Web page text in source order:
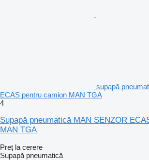
supapă
ECAS pentru camion MAN TGA
4
Supapă pneumatică MAN SENZOR
MAN TGA
Preț la cerere
Supapă pneumatică